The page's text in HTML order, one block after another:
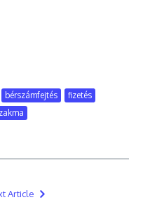
bérszámfejtés
fizetés
Article